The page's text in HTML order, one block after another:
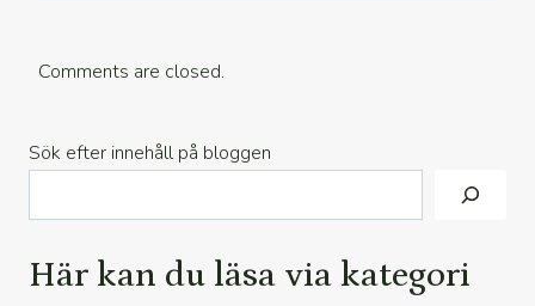
Comments are closed.
Sök efter innehåll på bloggen
Här kan du läsa via kategori